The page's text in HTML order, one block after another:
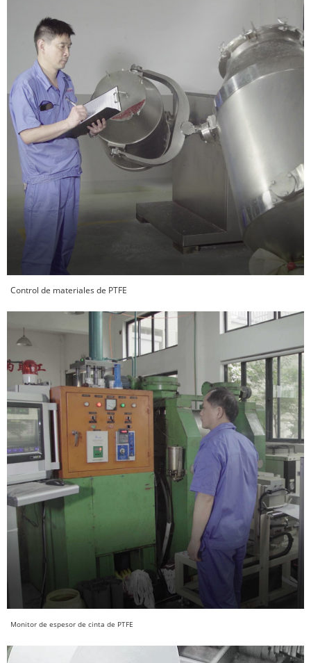
Control de materiales de PTFE
Monitor de espesor de cinta de PTFE